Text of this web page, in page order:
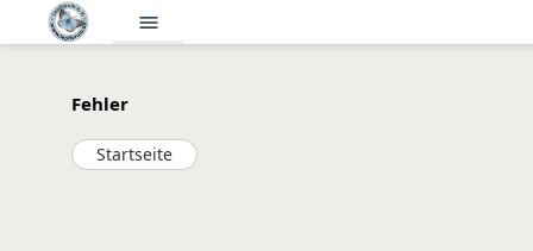
menu
Fehler
Startseite